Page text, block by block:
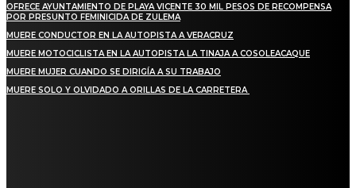
OFRECE AYUNTAMIENTO DE PLAYA VICENTE 30 MIL PESOS DE RECOMPENSA
POR PRESUNTO FEMINICIDA DE ZULEMA
MUERE CONDUCTOR EN LA AUTOPISTA A VERACRUZ
MUERE MOTOCICLISTA EN LA AUTOPISTA LA TINAJA A COSOLEACAQUE
MUERE MUJER CUANDO SE DIRIGÍA A SU TRABAJO
MUERE SOLO Y OLVIDADO A ORILLAS DE LA CARRETERA